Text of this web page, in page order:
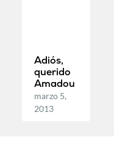
Adiós,
querido
Amadou
marzo 5,
2013